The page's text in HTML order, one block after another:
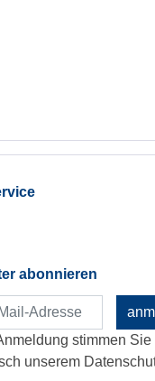
abonnieren
stimmen Sie
unserem